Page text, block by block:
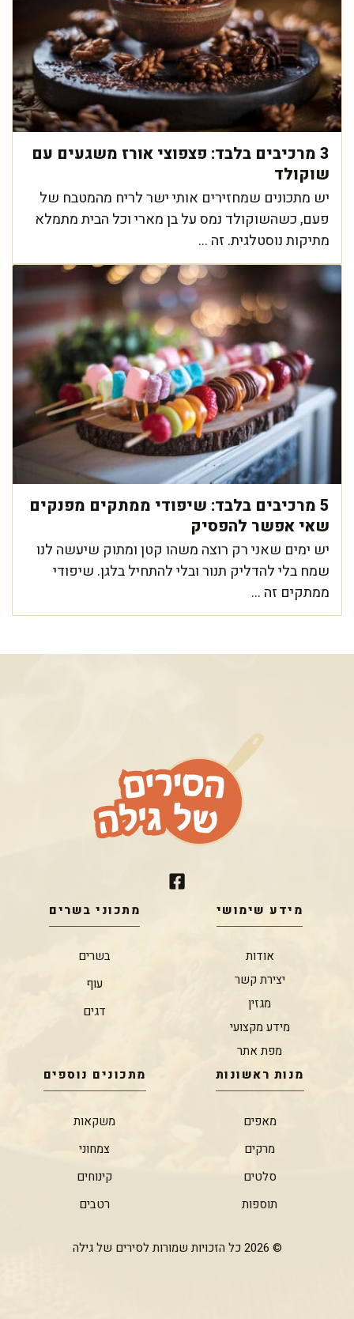
3 מרכיבים בלבד: פצפוצי אורז משגעים עם
שוקולד
יש מתכונים שמחזירים אותי ישר לריח מהמטבח של
פעם, כשהשוקולד נמס על בן מארי וכל הבית מתמלא
מתיקות נוסטלגית. זה ...
5 מרכיבים בלבד: שיפודי ממתקים מפנקים
שאי אפשר להפסיק
יש ימים שאני רק רוצה משהו קטן ומתוק שיעשה לנו
שמח בלי להדליק תנור ובלי להתחיל בלגן. שיפודי
ממתקים זה ...
מידע שימושי
אודות
יצירת קשר
מגזין
מידע מקצועי
מפת אתר
מתכוני בשרים
בשרים
עוף
דגים
מנות ראשונות
מאפים
מרקים
סלטים
תוספות
מתכונים נוספים
משקאות
צמחוני
קינוחים
רטבים
© 2026 כל הזכויות שמורות לסירים של גילה